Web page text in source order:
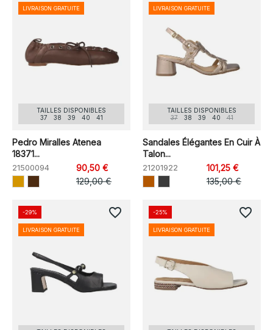
TAILLES DISPONIBLES
37
38 39 40 41
Pedro Miralles Atenea
18371...
21500094
90,50 €
129,00 €
LIVRAISON GRATUITE
TAILLES DISPONIBLES
37
38 39 40 41
Sandales Élégantes En Cuir À
Talon...
21201922
101,25 €
135,00 €
LIVRAISON GRATUITE
-29%
LIVRAISON GRATUITE
favorite_border -25%
LIVRAISON GRATUITE
favorite_border